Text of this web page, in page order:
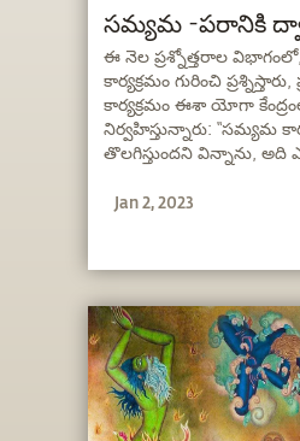
సమ్యమ -‌పరానికి
ఈ నెల ప్రశ్నోత్తరాల విభాగంలో,
కార్యక్రమం గురించి ప్రశ్నిస్తారు,
కార్యక్రమం ఈశా యోగా
నిర్వహిస్తున్నారు: “సమ్యమ
తొలగిస్తుందని విన్నాను,
ఉపకరిస్తుందో తెలుసుకోవాలని
Jan 2, 2023